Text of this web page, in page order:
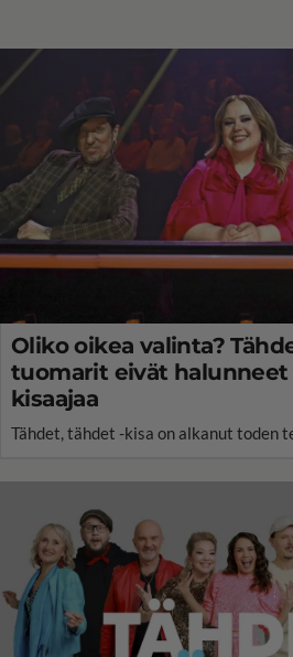
Oliko oikea valinta?
tuomarit eivät
kisaajaa
Tähdet, tähdet -kisa on alkanut toden